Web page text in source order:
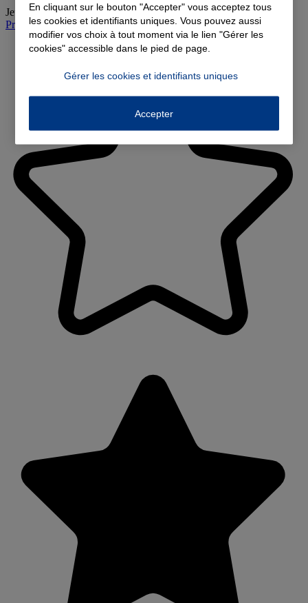
Jeudi : 09:00-12:00, 14:00-18:00
Prendre rendez-vous à l'agence
En cliquant sur le bouton "Accepter" vous acceptez tous
les cookies et identifiants uniques. Vous pouvez aussi
modifier vos choix à tout moment via le lien "Gérer les
cookies" accessible dans le pied de page.
Gérer les cookies et identifiants uniques
Accepter